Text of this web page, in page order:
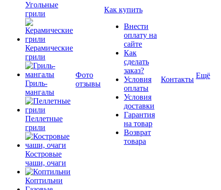
Угольные
грили
Керамические
грили
Гриль-
мангалы
Пеллетные
грили
Костровые
чаши, очаги
Коптильни
Фото
отзывы
Как купить
Внести
оплату на
сайте
Как
сделать
заказ?
Условия
оплаты
Условия
доставки
Гарантия
на товар
Возврат
товара
Контакты Ещё